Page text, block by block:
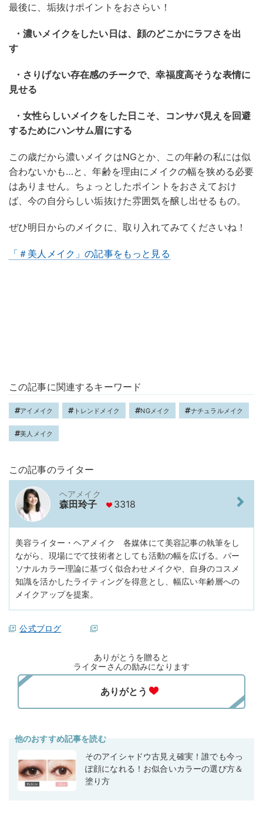
最後に、垢抜けポイントをおさらい！
・濃いメイクをしたい日は、顔のどこかにラフさを出
す
・さりげない存在感のチークで、幸福度高そうな表情に
見せる
・女性らしいメイクをした日こそ、コンサバ見えを回避
するためにハンサム眉にする
この歳だから濃いメイクはNGとか、この年齢の私には似
合わないかも…と、年齢を理由にメイクの幅を狭める必要
はありません。ちょっとしたポイントをおさえておけ
ば、今の自分らしい垢抜けた雰囲気を醸し出せるもの。
ぜひ明日からのメイクに、取り入れてみてくださいね！
「＃美人メイク」の記事をもっと見る
この記事に関連するキーワード
アイメイク トレンドメイク NGメイク ナチュラルメイク
美人メイク
この記事のライター
ヘアメイク
森田玲子 3318
美容ライター・ヘアメイク 各媒体にて美容記事の執筆をし
ながら、現場にでて技術者としても活動の幅を広げる。パー
ソナルカラー理論に基づく似合わせメイクや、自身のコスメ
知識を活かしたライティングを得意とし、幅広い年齢層への
メイクアップを提案。
公式ブログ
ありがとうを贈ると
ライターさんの励みになります
他のおすすめ記事を読む
そのアイシャドウ古見え確実！誰でも今っ
ぽ顔になれる！お似合いカラーの選び方＆
塗り方